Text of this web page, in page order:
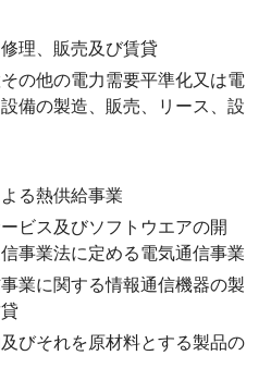
理、販売及び賃貸
の他の電力需要平準化又は電
備の製造、販売、リース、設
る熱供給事業
ビス及びソフトウエアの開
事業法に定める電気通信事業
業に関する情報通信機器の製
びそれを原材料とする製品の